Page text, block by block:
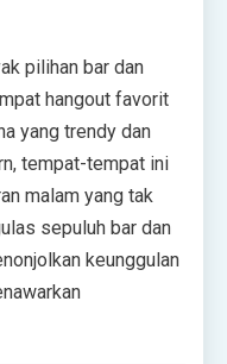
pilihan bar dan
hangout favorit
yang trendy dan
tempat-tempat ini
malam yang tak
sepuluh bar dan
keunggulan